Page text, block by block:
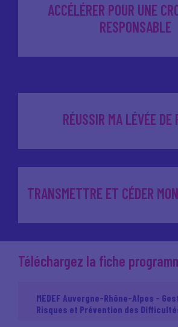
ACCÉLÉRER POUR UNE
RESPONSABLE
RÉUSSIR MA LÉVÉE DE
TRANSMETTRE ET CÉDER
Téléchargez la fiche
MEDEF Auvergne-Rhône-Alpes -
Risques et Prévention des